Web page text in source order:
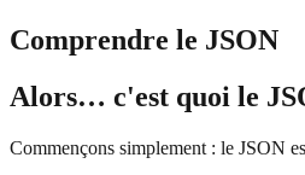
Comprendre le JSON
Alors… c'est quoi le
Commençons simplement : le JSON